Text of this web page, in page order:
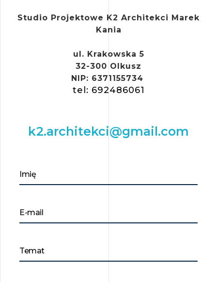
Studio Projektowe K2 Architekci Marek
Kania
ul. Krakowska 5
32-300 Olkusz
NIP: 6371155734
tel: 692486061
k2.architekci@gmail.com